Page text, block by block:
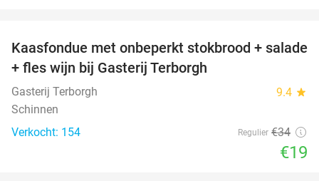
44%
Kaasfondue met onbeperkt stokbrood + salade
+ fles wijn bij Gasterij Terborgh
Gasterij Terborgh 9.4 star
Schinnen
Verkocht: 154
Regulier €34
€19